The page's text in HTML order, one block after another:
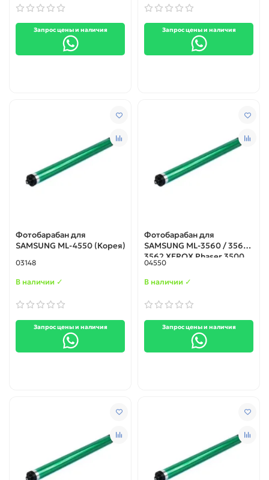
Запрос цены и наличия Запрос цены и наличия
Фотобарабан для
SAMSUNG ML-4550 (Корея)
03148
В наличии ✓
Запрос цены и наличия
Фотобарабан для
SAMSUNG ML-3560 / 3561 /
3562 XEROX Phaser 3500
(integral)
04550
В наличии ✓
Запрос цены и наличия